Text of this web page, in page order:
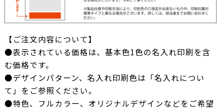
【ご注文内容について】
●表示されている価格は、基本色1色の名入れ印刷を含
む価格です。
●デザインパターン、名入れ印刷色は「名入れについ
て」をご参照ください。
●特色、フルカラー、オリジナルデザインなどをご希望